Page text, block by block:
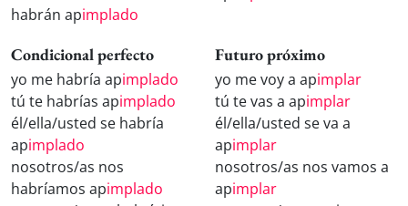
habrán apimplado
Condicional perfecto
yo me habría apimplado
tú te habrías apimplado
él/ella/usted se habría
apimplado
nosotros/as nos
habríamos apimplado
Futuro próximo
yo me voy a apimplar
tú te vas a apimplar
él/ella/usted se va a
apimplar
nosotros/as nos vamos a
apimplar